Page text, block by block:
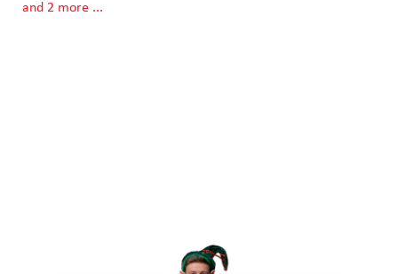
and 2 more ...